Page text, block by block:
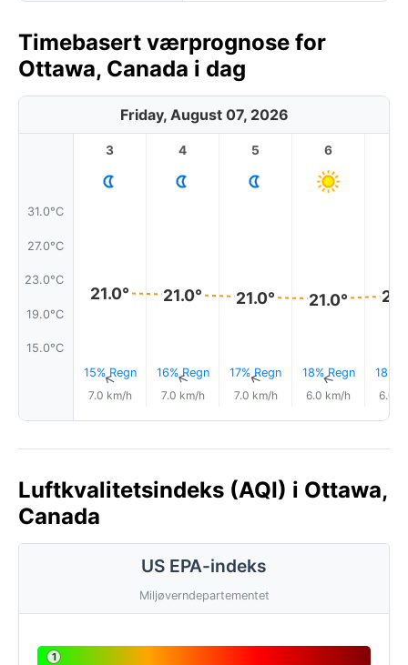
Timebasert værprognose for
Ottawa, Canada i dag
Friday, August 07, 2026
31.0°C
27.0°C
23.0°C
19.0°C
15.0°C
3
21.0°
15% Regn
↑
7.0 km/h
4
21.0°
16% Regn
↑
7.0 km/h
5
21.0°
17% Regn
↑
7.0 km/h
6
21.0°
18% Regn
↑
6.0 km/h
18%
6.0
Luftkvalitetsindeks (AQI) i Ottawa,
Canada
US EPA-indeks
Miljøverndepartementet
1